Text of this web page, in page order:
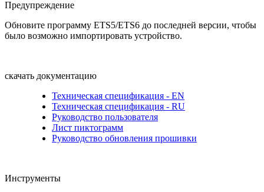
Предупреждение
Обновите программу ETS5/ETS6 до последней версии, чтобы
было возможно импортировать устройство.
скачать документацию
Техническая спецификация - EN
Техническая спецификация - RU
Руководство пользователя
Лист пиктограмм
Руководство обновления прошивки
Инструменты